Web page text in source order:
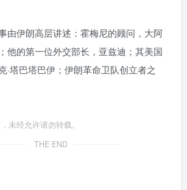
由伊朗高层讲述：霍梅尼的顾问，大阿
他的第一位外交部长，亚兹迪；其美国
·塔巴塔巴伊；伊朗革命卫队创立者之
未经允许请勿转载。
THE END